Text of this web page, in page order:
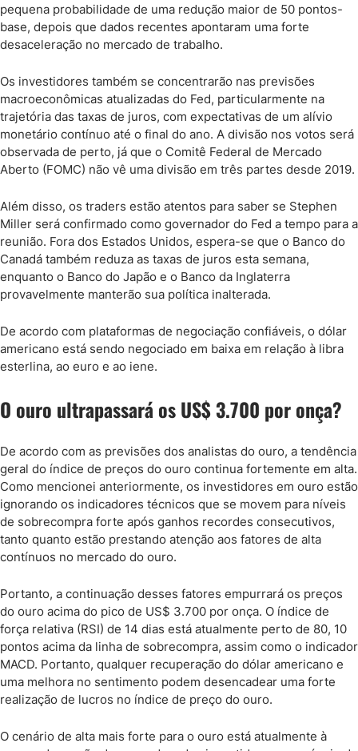
pequena probabilidade de uma redução maior de 50 pontos-
base, depois que dados recentes apontaram uma forte
desaceleração no mercado de trabalho.
Os investidores também se concentrarão nas previsões
macroeconômicas atualizadas do Fed, particularmente na
trajetória das taxas de juros, com expectativas de um alívio
monetário contínuo até o final do ano. A divisão nos votos será
observada de perto, já que o Comitê Federal de Mercado
Aberto (FOMC) não vê uma divisão em três partes desde 2019.
Além disso, os traders estão atentos para saber se Stephen
Miller será confirmado como governador do Fed a tempo para a
reunião. Fora dos Estados Unidos, espera-se que o Banco do
Canadá também reduza as taxas de juros esta semana,
enquanto o Banco do Japão e o Banco da Inglaterra
provavelmente manterão sua política inalterada.
De acordo com plataformas de negociação confiáveis, o dólar
americano está sendo negociado em baixa em relação à libra
esterlina, ao euro e ao iene.
O ouro ultrapassará os US$ 3.700 por onça?
De acordo com as previsões dos analistas do ouro, a tendência
geral do índice de preços do ouro continua fortemente em alta.
Como mencionei anteriormente, os investidores em ouro estão
ignorando os indicadores técnicos que se movem para níveis
de sobrecompra forte após ganhos recordes consecutivos,
tanto quanto estão prestando atenção aos fatores de alta
contínuos no mercado do ouro.
Portanto, a continuação desses fatores empurrará os preços
do ouro acima do pico de US$ 3.700 por onça. O índice de
força relativa (RSI) de 14 dias está atualmente perto de 80, 10
pontos acima da linha de sobrecompra, assim como o indicador
MACD. Portanto, qualquer recuperação do dólar americano e
uma melhora no sentimento podem desencadear uma forte
realização de lucros no índice de preço do ouro.
O cenário de alta mais forte para o ouro está atualmente à